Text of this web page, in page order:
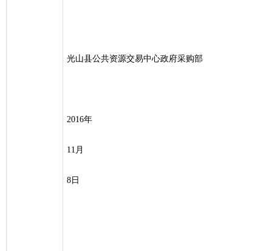
光山县公共资源交易中心政府采购部
2016年
11月
8日